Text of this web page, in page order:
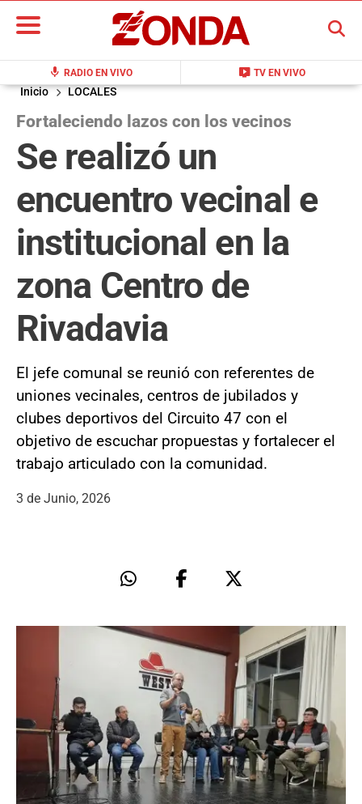
mic RADIO EN VIVO live_tv TV EN VIVO
BUSCAR
Inicio LOCALES
Fortaleciendo lazos con los vecinos
Se realizó un
encuentro vecinal e
institucional en la
zona Centro de
Rivadavia
El jefe comunal se reunió con referentes de
uniones vecinales, centros de jubilados y
clubes deportivos del Circuito 47 con el
objetivo de escuchar propuestas y fortalecer el
trabajo articulado con la comunidad.
3 de Junio, 2026